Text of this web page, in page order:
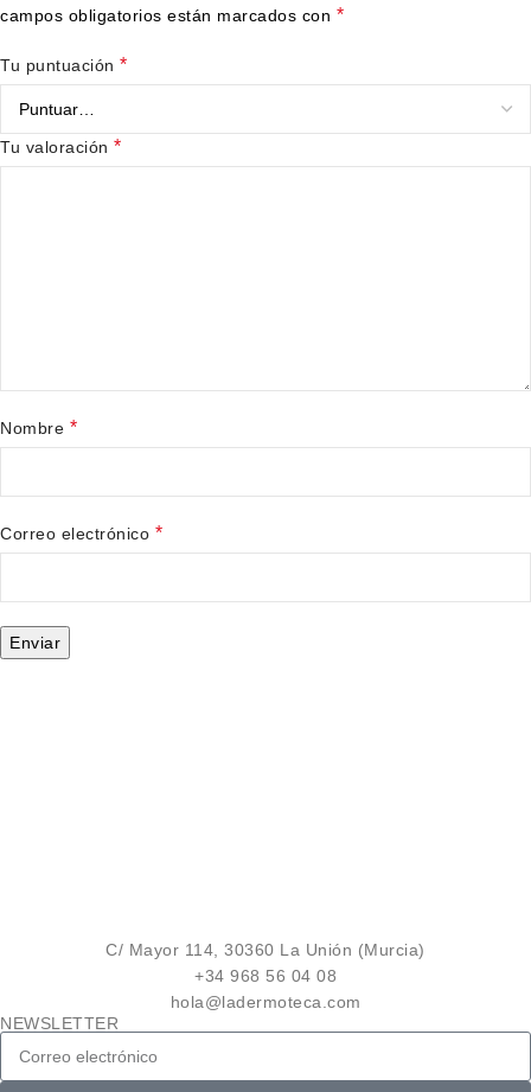
campos obligatorios están marcados con *
Tu puntuación *
Tu valoración *
Nombre *
Correo electrónico *
C/ Mayor 114, 30360 La Unión (Murcia)
+34 968 56 04 08
hola@ladermoteca.com
NEWSLETTER